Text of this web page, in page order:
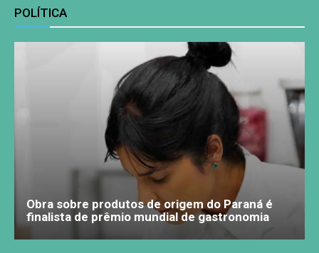
POLÍTICA
Obra sobre produtos de origem do Paraná é
finalista de prêmio mundial de gastronomia